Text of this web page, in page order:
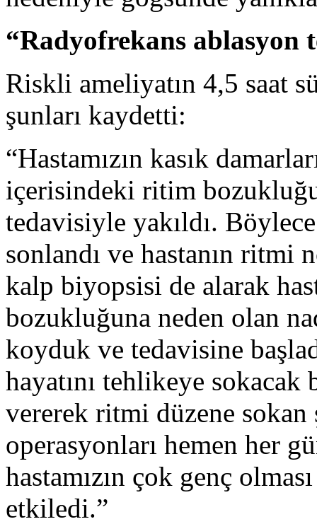
“Radyofrekans ablasyon
Riskli ameliyatın 4,5 saat
şunları kaydetti:
“Hastamızın kasık
içerisindeki ritim
tedavisiyle yakıldı.
sonlandı ve hastanın ritmi
kalp biyopsisi de alarak
bozukluğuna neden olan
koyduk ve tedavisine
hayatını tehlikeye sokacak
vererek ritmi düzene
operasyonları hemen her
hastamızın çok genç
etkiledi.”